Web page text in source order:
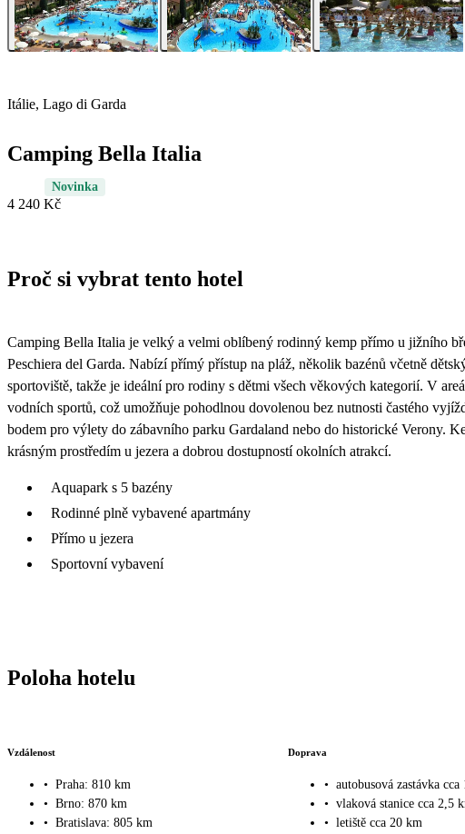
Itálie, Lago di Garda
Camping Bella Italia
Novinka
4 240 Kč
Proč si vybrat tento hotel
Camping Bella Italia je velký a velmi oblíbený rodinný kemp přímo u jižního
Peschiera del Garda. Nabízí přímý přístup na pláž, několik bazénů včetně
sportoviště, takže je ideální pro rodiny s dětmi všech věkových kategorií. V
vodních sportů, což umožňuje pohodlnou dovolenou bez nutnosti častého
bodem pro výlety do zábavního parku Gardaland nebo do historické Verony.
krásným prostředím u jezera a dobrou dostupností okolních atrakcí.
Aquapark s 5 bazény
Rodinné plně vybavené apartmány
Přímo u jezera
Sportovní vybavení
Poloha hotelu
Vzdálenost
• Praha: 810 km
• Brno: 870 km
• Bratislava: 805 km
Doprava
• autobusová zastávka cca
• vlaková stanice cca 2,5
• letiště cca 20 km